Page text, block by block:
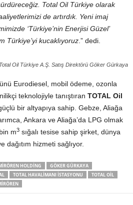
Total Oil Türkiye olarak
de artırdık. Yeni imaj
‘Türkiye’nin Enerjisi Güzel’
Türkiye’yi kucaklıyoruz .” dedi.
Total Oil Türkiye A.Ş. Satış Direktörü Göker Gürkaya
Eurodiesel, mobil ödeme, ozonla
teknolojiyle tanıştıran TOTAL Oil
bir altyapıya sahip. Gebze, Aliağa
Ankara ve Aliağa’da LPG olmak
m3 sığalı tesise sahip şirket, dünya
dağıtım hizmeti sağlıyor.
HOLDING
GÖKER GÜRKAYA
TOTAL HAVALIMANI ISTASYONU
TOTAL OIL